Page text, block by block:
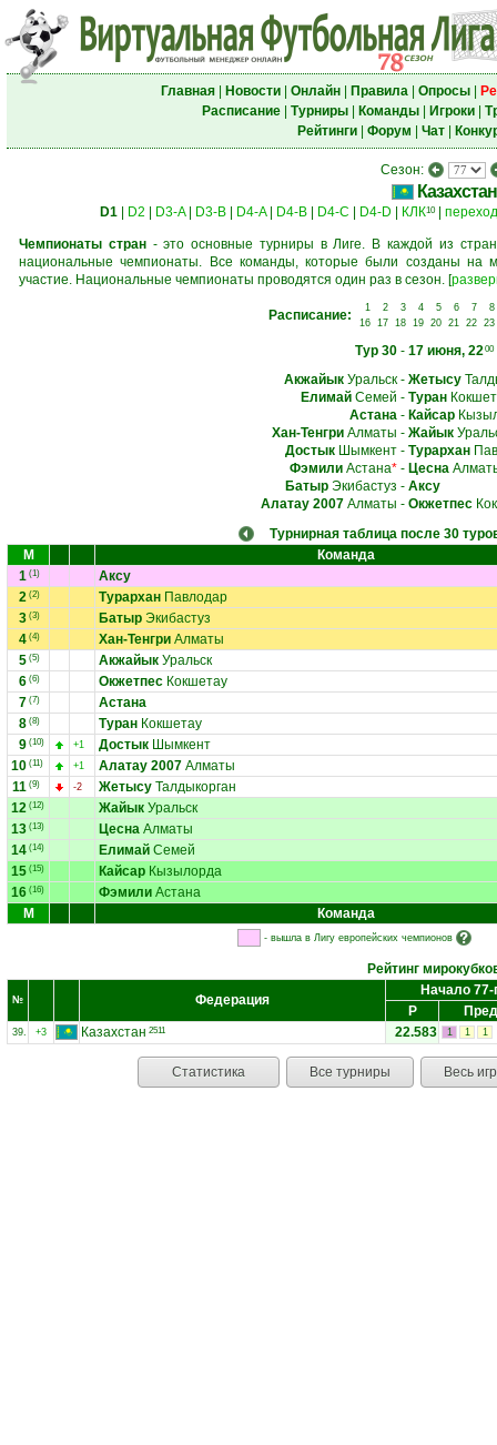
Главная| Новости| Онлайн| Правила| Опросы|
Расписание| Турниры| Команды| Игроки|
Рейтинги| Форум Чат|
Сезон:
Казахстан
D1| D2 D3-A| D3-B| D4-A| D4-B| D4-C D4-D КЛК10|
Чемпионаты стран- это основные турниры в Лиге. В каждой из
национальные чемпионаты. Все команды, которые были созданы на
участие. Национальные чемпионаты проводятся один раз в сезон. [
Расписание: 1 2 3 4 5 6 7
8
16
17 18 19 20 21 22 23
Тур 30- 17 июня, 2200
АкжайыкУральск- Жетысу
ЕлимайСемей - Туран
Астана- Кайсар
Хан-ТенгриАлматы - Жайык
ДостыкШымкент- Турархан
ФэмилиАстана*- Цесна
БатырЭкибастуз - Аксу
Алатау 2007Алматы - Окжетпес
Турнирная таблица после 30
М
Команда
1 (1)
Аксу
2 (2) Турархан Павлодар
3 (3) Батыр Экибастуз
4 (4) Хан-Тенгри Алматы
5 (5) Акжайык Уральск
6 (6) Окжетпес Кокшетау
7 (7)
Астана
8 (8) Туран Кокшетау
9 (10) +1 Достык Шымкент
10 (11) +1 Алатау 2007 Алматы
11 (9) -2 Жетысу Талдыкорган
12 (12) Жайык Уральск
13 (13) Цесна Алматы
14 (14) Елимай Семей
15 (15) Кайсар Кызылорда
16 (16) Фэмили Астана
М
Команда
- вышла в Лигу европейских чемпионов
Рейтинг
№ Федерация
Начало 77-
Р
39. +3 Казахстан 2511 22.583 1 1 1
Статистика Все турниры Весь